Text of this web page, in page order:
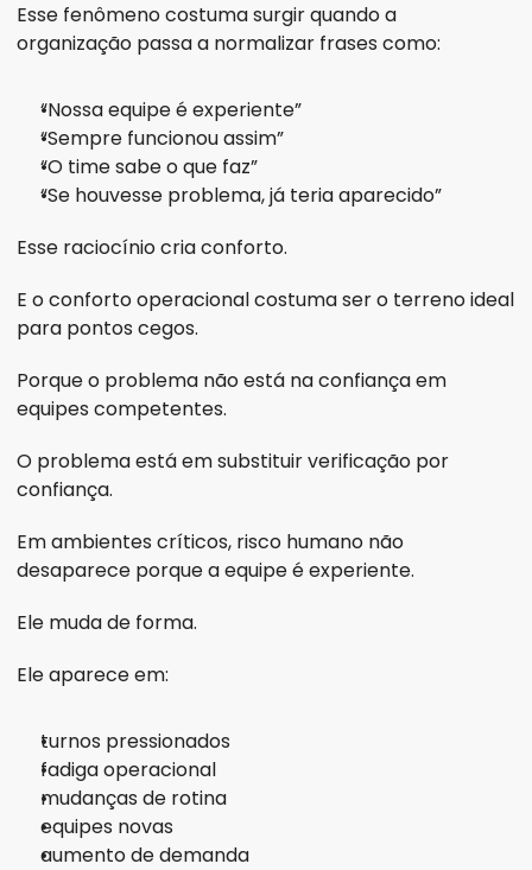
Esse fenômeno costuma surgir quando a
organização passa a normalizar frases como:
“Nossa equipe é experiente”
“Sempre funcionou assim”
“O time sabe o que faz”
“Se houvesse problema, já teria aparecido”
Esse raciocínio cria conforto.
E o conforto operacional costuma ser o terreno ideal
para pontos cegos.
Porque o problema não está na confiança em
equipes competentes.
O problema está em substituir verificação por
confiança.
Em ambientes críticos, risco humano não
desaparece porque a equipe é experiente.
Ele muda de forma.
Ele aparece em:
turnos pressionados
fadiga operacional
mudanças de rotina
equipes novas
aumento de demanda